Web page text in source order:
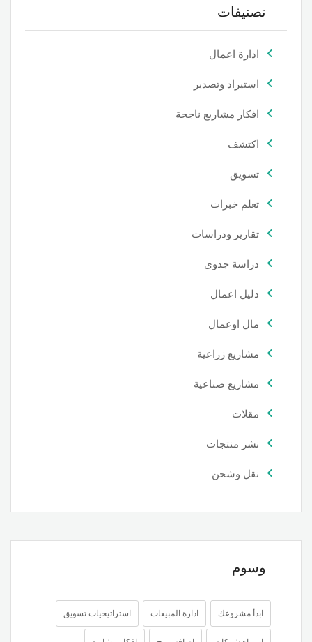
تصنيفات
ادارة اعمال
استيراد وتصدير
افكار مشاريع ناجحة
اكتشف
تسويق
تعلم خبرات
تقارير ودراسات
دراسة جدوى
دليل اعمال
مال اوعمال
مشاريع زراعية
مشاريع صناعية
مقلات
نشر منتجات
نقل وشحن
وسوم
ابدأ مشروعك ادارة المبيعات استراتيجيات تسويق